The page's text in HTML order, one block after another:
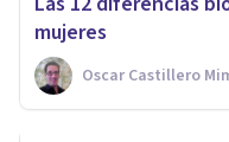
mujeres
Oscar Castillero